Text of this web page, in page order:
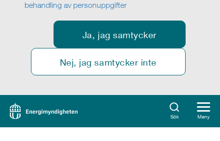
behandling av personuppgifter
Ja, jag samtycker
Nej, jag samtycker inte
Sök Meny